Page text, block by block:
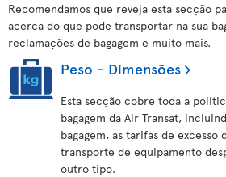
Recomendamos que reveja esta secção
acerca do que pode transportar na sua
reclamações de bagagem e muito mais.
Peso - Dimensões
Esta secção cobre toda a
bagagem da Air Transat,
bagagem, as tarifas de excesso
transporte de equipamento
outro tipo.